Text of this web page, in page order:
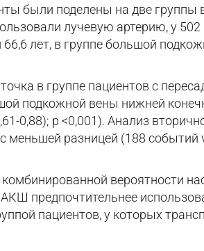
были поделены на две группы
лучевую артерию, у
лет, в группе большой
в группе пациентов с
подкожной вены нижней
0,88); р <0,001). Анализ
меньшей разницей (188 событий
вероятности
предпочтительнее
пациентов, у которых